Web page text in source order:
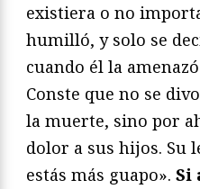
existiera o no
humilló, y solo se
cuando él la
Conste que no se
la muerte, sino por
dolor a sus hijos. Su
estás más guapo». Si